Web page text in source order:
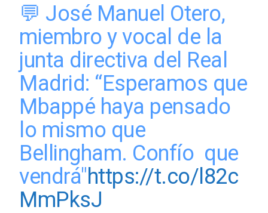
💬 José Manuel Otero,
miembro y vocal de la
junta directiva del Real
Madrid: “Esperamos que
Mbappé haya pensado
lo mismo que
Bellingham. Confío que
vendrá"https://t.co/l82c
MmPksJ